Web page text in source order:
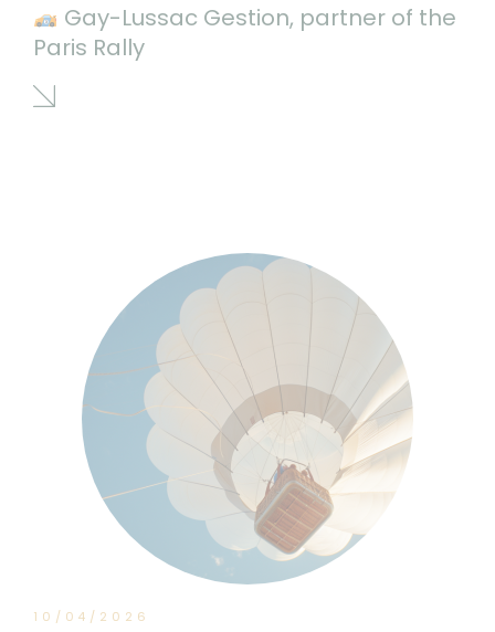
Gay-Lussac Gestion, partner of the
Paris Rally
10/04/2026